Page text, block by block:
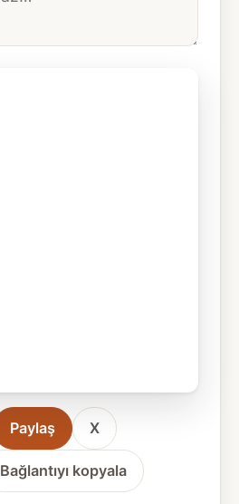
Paylaş X
Bağlantıyı kopyala